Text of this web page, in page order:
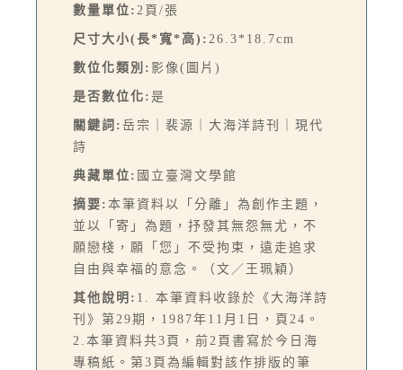
數量單位: 2頁/張
尺寸大小(長*寬*高): 26.3*18.7cm
數位化類別: 影像(圖片)
是否數位化: 是
關鍵詞: 岳宗｜裴源｜大海洋詩刊｜現代
詩
典藏單位: 國立臺灣文學館
摘要: 本筆資料以「分離」為創作主題，
並以「寄」為題，抒發其無怨無尤，不
願戀棧，願「您」不受拘束，遠走追求
自由與幸福的意念。（文／王珮穎）
其他說明: 1. 本筆資料收錄於《大海洋詩
刊》第29期，1987年11月1日，頁24。
2.本筆資料共3頁，前2頁書寫於今日海
專稿紙。第3頁為編輯對該作排版的筆